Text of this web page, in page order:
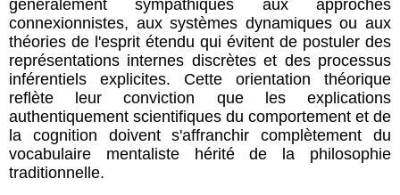
généralement sympathiques aux approches
connexionnistes, aux systèmes dynamiques ou aux
théories de l'esprit étendu qui évitent de postuler des
représentations internes discrètes et des processus
inférentiels explicites. Cette orientation théorique
reflète leur conviction que les explications
authentiquement scientifiques du comportement et de
la cognition doivent s'affranchir complètement du
vocabulaire mentaliste hérité de la philosophie
traditionnelle.